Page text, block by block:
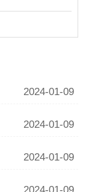
2024-01-09
2024-01-09
2024-01-09